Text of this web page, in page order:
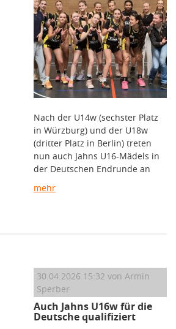
Nach der U14w (sechster Platz
in Würzburg) und der U18w
(dritter Platz in Berlin) treten
nun auch Jahns U16-Mädels in
der Deutschen Endrunde an
mehr
30.04.2026 15:32 von Armin
Sperber
Auch Jahns U16w für die
Deutsche qualifiziert